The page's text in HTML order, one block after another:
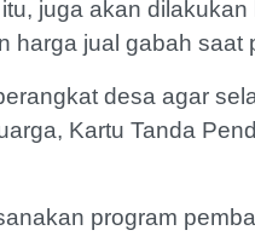
juga akan
harga jual gabah saat
desa agar
Kartu Tanda
program